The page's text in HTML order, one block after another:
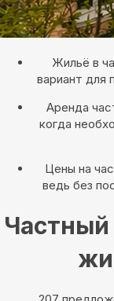
Жильё в
вариант для
Аренда
когда
Цены на
ведь без
Частный